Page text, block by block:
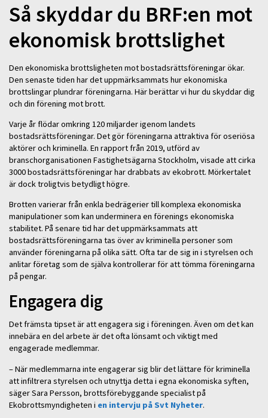
Så skyddar du BRF:en mot
ekonomisk brottslighet
Den ekonomiska brottsligheten mot bostadsrättsföreningar ökar.
Den senaste tiden har det uppmärksammats hur ekonomiska
brottslingar plundrar föreningarna. Här berättar vi hur du skyddar dig
och din förening mot brott.
Varje år flödar omkring 120 miljarder igenom landets
bostadsrättsföreningar. Det gör föreningarna attraktiva för oseriösa
aktörer och kriminella. En rapport från 2019, utförd av
branschorganisationen Fastighetsägarna Stockholm, visade att cirka
3000 bostadsrättsföreningar har drabbats av ekobrott. Mörkertalet
är dock troligtvis betydligt högre.
Brotten varierar från enkla bedrägerier till komplexa ekonomiska
manipulationer som kan underminera en förenings ekonomiska
stabilitet. På senare tid har det uppmärksammats att
bostadsrättsföreningarna tas över av kriminella personer som
använder föreningarna på olika sätt. Ofta tar de sig in i styrelsen och
anlitar företag som de själva kontrollerar för att tömma föreningarna
på pengar.
Engagera dig
Det främsta tipset är att engagera sig i föreningen. Även om det kan
innebära en del arbete är det ofta lönsamt och viktigt med
engagerade medlemmar.
– När medlemmarna inte engagerar sig blir det lättare för kriminella
att infiltrera styrelsen och utnyttja detta i egna ekonomiska syften,
säger Sara Persson, brottsförebyggande specialist på
Ekobrottsmyndigheten i en intervju på Svt Nyheter.